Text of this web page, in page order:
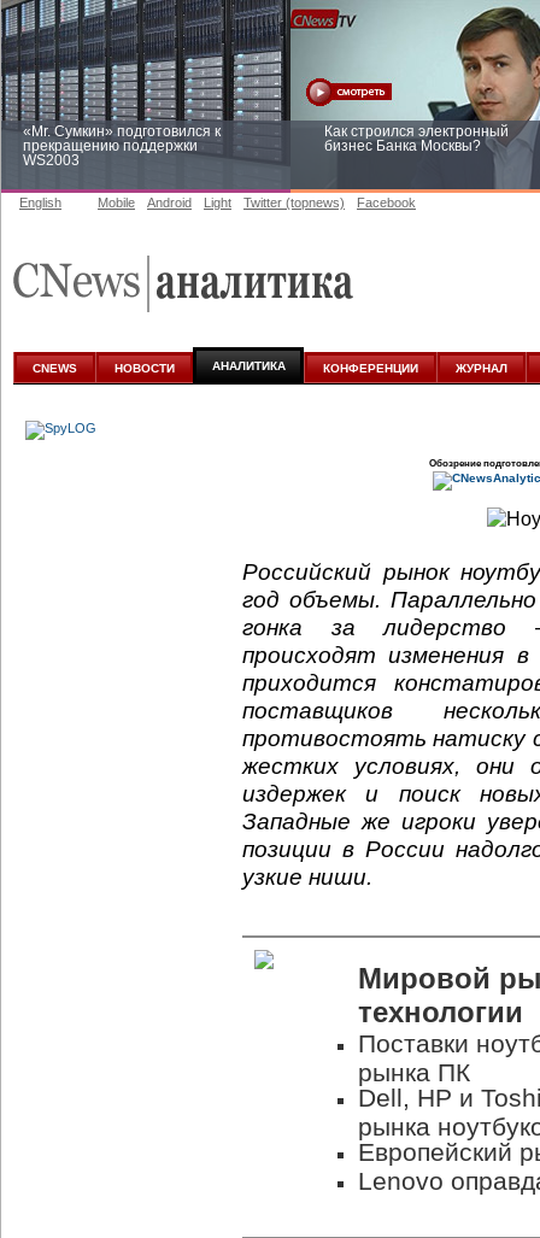
«Mr. Сумкин» подготовился к
прекращению поддержки
WS2003
Как строился электронный
бизнес Банка Москвы?
аналитике
English Mobile Android Light Twitter (topnews) Facebook
CNEWS НОВОСТИ АНАЛИТИКА КОНФЕРЕНЦИИ ЖУРНАЛ
Обозрение
Российский рынок
год объемы.
гонка за лидерство
происходят изменения
приходится
поставщиков
противостоять натиску
жестких условиях, они
издержек и поиск
Западные же игроки
позиции в России
узкие ниши.
Мировой
технологии
Поставки
рынка ПК
Dell, HP и
рынка
Европейский
Lenovo